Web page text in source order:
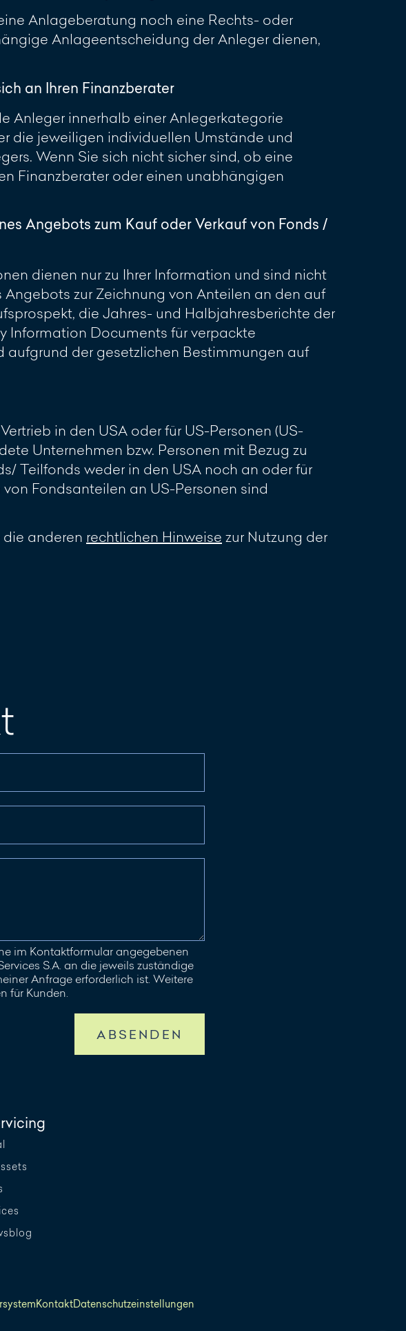
Anlageberatung noch eine Rechts- oder
Anlageentscheidung der Anleger dienen,
an Ihren Finanzberater
Anleger innerhalb einer Anlegerkategorie
die jeweiligen individuellen Umstände und
Wenn Sie sich nicht sicher sind, ob eine
Finanzberater oder einen unabhängigen
Angebots zum Kauf oder Verkauf von Fonds /
dienen nur zu Ihrer Information und sind nicht
zur Zeichnung von Anteilen an den auf
die Jahres- und Halbjahresberichte der
Information Documents für verpackte
aufgrund der gesetzlichen Bestimmungen auf
in den USA oder für US-Personen (US-
Unternehmen bzw. Personen mit Bezug zu
Teilfonds weder in den USA noch an oder für
Fondsanteilen an US-Personen sind
anderen rechtlichen Hinweise zur Nutzung der
im Kontaktformular angegebenen
S.A. an die jeweils zuständige
Anfrage erforderlich ist. Weitere
für Kunden.
ABSENDEN
KontaktDatenschutzeinstellungen